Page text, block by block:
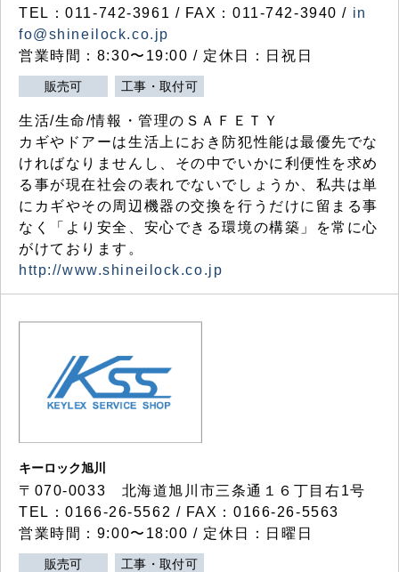
TEL：011-742-3961 / FAX：011-742-3940 / in
fo@shineilock.co.jp
営業時間：8:30〜19:00 / 定休日：日祝日
販売可 工事・取付可
生活/生命/情報・管理のＳＡＦＥＴＹ
カギやドアーは生活上におき防犯性能は最優先でな
ければなりませんし、その中でいかに利便性を求め
る事が現在社会の表れでないでしょうか、私共は単
にカギやその周辺機器の交換を行うだけに留まる事
なく「より安全、安心できる環境の構築」を常に心
がけております。
http://www.shineilock.co.jp
キーロック旭川
〒070-0033 北海道旭川市三条通１６丁目右1号
TEL：0166-26-5562 / FAX：0166-26-5563
営業時間：9:00〜18:00 / 定休日：日曜日
販売可 工事・取付可